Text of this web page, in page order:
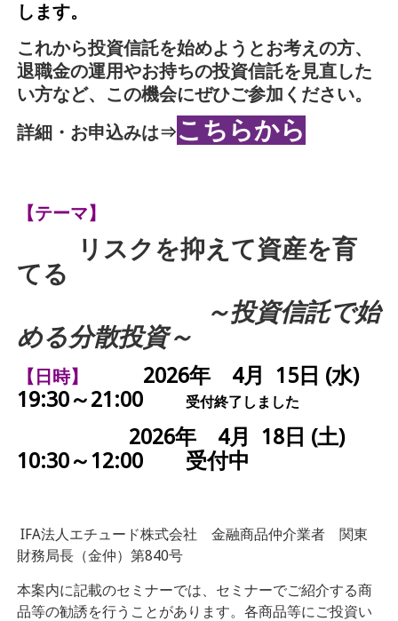
します。
これから投資信託を始めようとお考えの方、
退職金の運用やお持ちの投資信託を見直した
い方など、この機会にぜひご参加ください。
詳細・お申込みは⇒こちらから
【テーマ】
リスクを抑えて資産を育
てる
～投資信託で始
める分散投資～
【日時】 2026年 4月 15日 (水)
19:30～21:00
受付終了しました
2026年 4月 18日 (土)
10:30～12:00 受付中
IFA法人エチュード株式会社 金融商品仲介業者 関東
財務局長（金仲）第840号
本案内に記載のセミナーでは、セミナーでご紹介する商
品等の勧誘を行うことがあります。各商品等にご投資い